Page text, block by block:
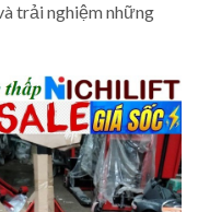
trải nghiệm những